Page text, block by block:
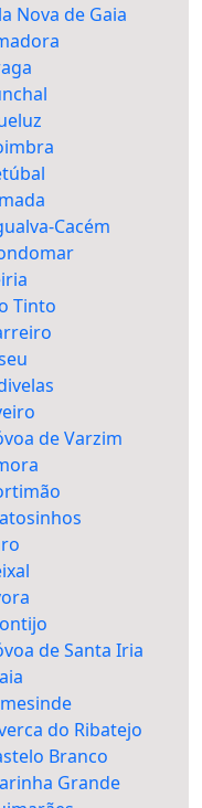
Nova de Gaia
Cacém
Tinto
de Varzim
de Santa Iria
do Ribatejo
Branco
Grande